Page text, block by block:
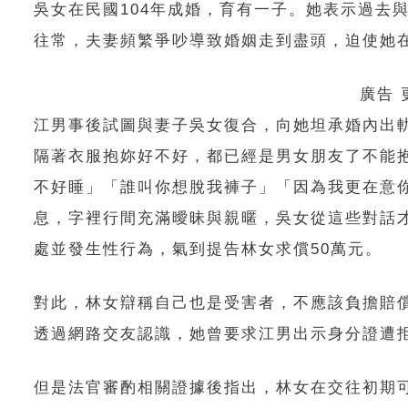
吳女在民國104年成婚，育有一子。她表示過去
往常，夫妻頻繁爭吵導致婚姻走到盡頭，迫使她
廣告
江男事後試圖與妻子吳女復合，向她坦承婚內
隔著衣服抱妳好不好，都已經是男女朋友了不
不好睡」「誰叫你想脫我褲子」「因為我更在
息，字裡行間充滿曖昧與親暱，吳女從這些對
處並發生性行為，氣到提告林女求償50萬元。
對此，林女辯稱自己也是受害者，不應該負擔
透過網路交友認識，她曾要求江男出示身分證
但是法官審酌相關證據後指出，林女在交往初